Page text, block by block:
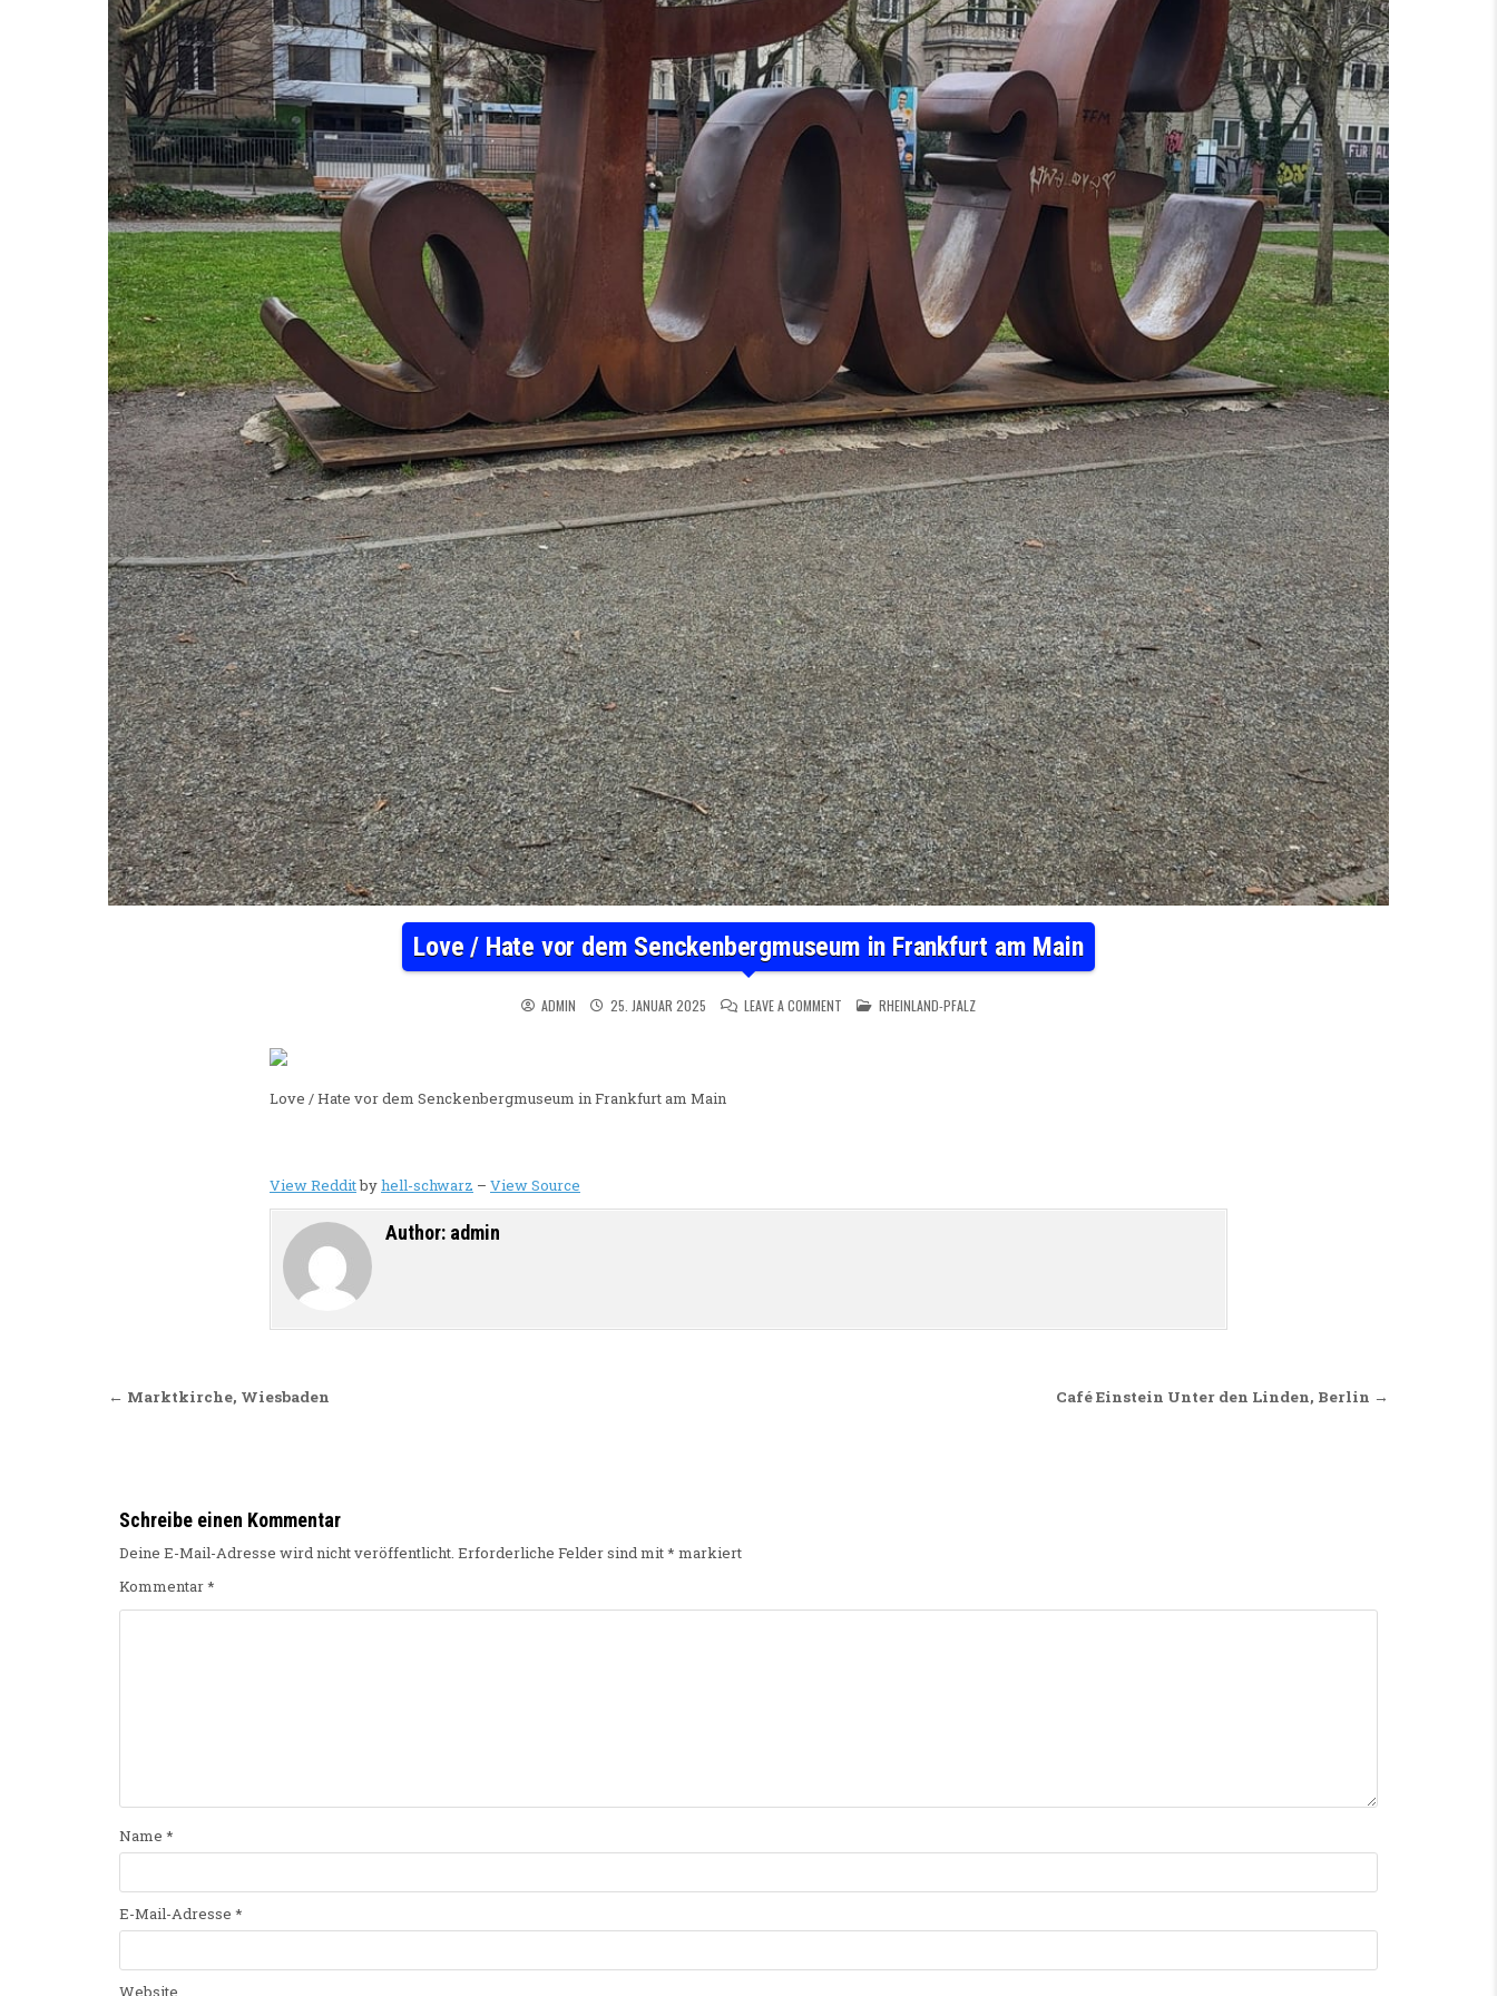
Love / Hate vor dem Senckenbergmuseum in Frankfurt am Main
ADMIN 25. JANUAR 2025 LEAVE A COMMENT ON LOVE / HATE VOR DEM SENCKENBERGMUSEUM IN FRANKFURT AM MAIN
POSTED IN
RHEINLAND-PFALZ
Love / Hate vor dem Senckenbergmuseum in Frankfurt am Main
View Redditbyhell-schwarz – View Source
Author: admin
Beitragsnavigation Café Einstein Unter den Linden, Berlin →
← Marktkirche, Wiesbaden
Schreibe einen Kommentar
Deine E-Mail-Adresse wird nicht veröffentlicht. Erforderliche Felder sind mit* markiert
Kommentar*
Name *
E-Mail-Adresse *
Website